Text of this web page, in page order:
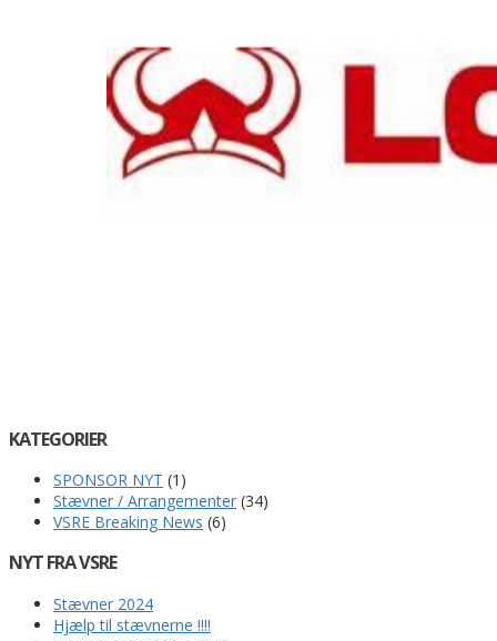
KATEGORIER
SPONSOR NYT (1)
Stævner / Arrangementer (34)
VSRE Breaking News (6)
NYT FRA VSRE
Stævner 2024
Hjælp til stævnerne !!!!